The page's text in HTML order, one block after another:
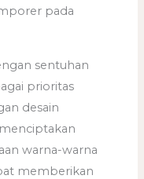
pada
sentuhan
prioritas
desain
warna-warna
memberikan